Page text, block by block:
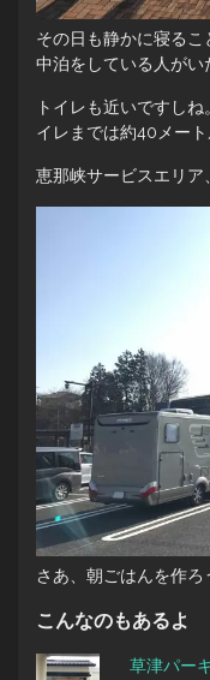
その日も静かに寝る
中泊をしている人がい
トイレも近いですし
イレまでは約40メート
恵那峡サービスエリア
さあ、朝ごはんを作ろ
こんなのもあるよ
草津パー